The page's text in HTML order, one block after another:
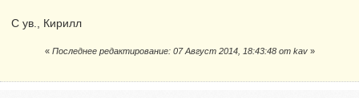
С ув., Кирилл
« Последнее редактирование: 07 Август 2014, 18:43:48 от kav»